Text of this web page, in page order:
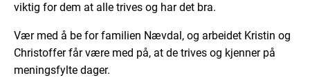
viktig for dem at alle trives og har det bra.
Vær med å be forfamilien Nævdal, og arbeidet Kristin og
Christoffer får være med på, at de trives og kjenner på
meningsfylte dager.